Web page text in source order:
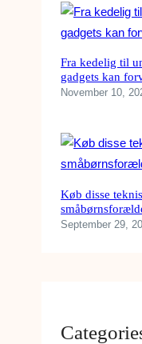
Fra kedelig til
gadgets kan
November 10,
Køb disse
September 29,